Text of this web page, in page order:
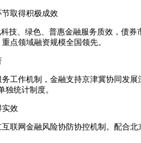
取得积极成效
技、绿色、普惠金融服务质效，债
点领域融资规模全国领先。
工作机制，金融支持京津冀协同发
独统计制度。
效
联网金融风险协防协控机制。配合